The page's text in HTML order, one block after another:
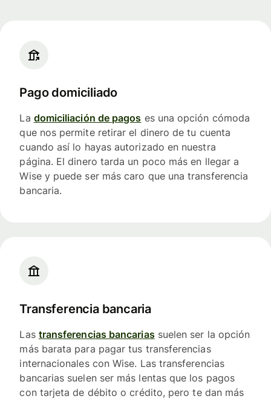
Pago domiciliado
La domiciliación de pagos es una opción cómoda
que nos permite retirar el dinero de tu cuenta
cuando así lo hayas autorizado en nuestra
página. El dinero tarda un poco más en llegar a
Wise y puede ser más caro que una transferencia
bancaria.
Transferencia bancaria
Las transferencias bancariassuelen ser la opción
más barata para pagar tus transferencias
internacionales con Wise. Las transferencias
bancarias suelen ser más lentas que los pagos
con tarjeta de débito o crédito, pero te dan más